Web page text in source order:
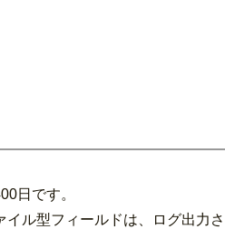
日です。
イル型フィールドは、ログ出力